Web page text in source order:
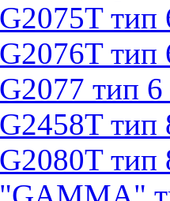
тип
тип
тип 6
тип
тип